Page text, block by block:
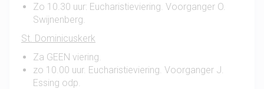
Zo 10.30 uur: Eucharistieviering. Voorganger O.
Swijnenberg.
St. Dominicuskerk
Za GEEN viering.
zo 10.00 uur. Eucharistieviering. Voorganger J.
Essing odp.